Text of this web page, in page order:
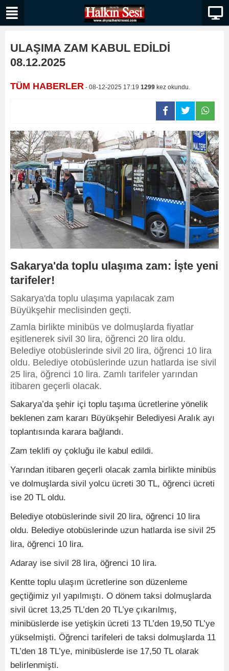
ULAŞIMA ZAM KABUL EDİLDİ
08.12.2025
TÜM HABERLER - 08-12-2025 17:19 1299 kez okundu.
Sakarya'da toplu ulaşıma zam: İşte yeni
tarifeler!
Sakarya'da toplu ulaşıma yapılacak zam
Büyükşehir meclisinden geçti.
Zamla birlikte minibüs ve dolmuşlarda fiyatlar
eşitlenerek sivil 30 lira, öğrenci 20 lira oldu.
Belediye otobüslerinde sivil 20 lira, öğrenci 10 lira
oldu. Belediye otobüslerinde uzun hatlarda ise sivil
25 lira, öğrenci 10 lira. Zamlı tarifeler yarından
itibaren geçerli olacak.
Sakarya’da şehir içi toplu taşıma ücretlerine yönelik
beklenen zam kararı Büyükşehir Belediyesi Aralık ayı
toplantısında karara bağlandı.
Zam teklifi oy çokluğu ile kabul edildi.
Yarından itibaren geçerli olacak zamla birlikte minibüs
ve dolmuşlarda sivil yolcu ücreti 30 TL, öğrenci ücreti
ise 20 TL oldu.
Belediye otobüslerinde sivil 20 lira, öğrenci 10 lira
oldu. Belediye otobüslerinde uzun hatlarda ise sivil 25
lira, öğrenci 10 lira.
Adaray ise sivil 28 lira, öğrenci 10 lira.
Kentte toplu ulaşım ücretlerine son düzenleme
geçtiğimiz yıl yapılmıştı. O dönem taksi dolmuşlarda
sivil ücret 13,25 TL’den 20 TL’ye çıkarılmış,
minibüslerde ise yetişkin ücreti 13 TL’den 19,50 TL’ye
yükselmişti. Öğrenci tarifeleri de taksi dolmuşlarda 11
TL’den 18 TL’ye, minibüslerde ise 17,50 TL olarak
belirlenmişti.